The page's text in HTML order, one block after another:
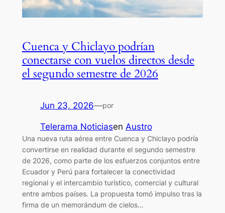
Cuenca y Chiclayo podrían
conectarse con vuelos directos desde
el segundo semestre de 2026
Jun 23, 2026—por
Telerama Noticiasen Austro
Una nueva ruta aérea entre Cuenca y Chiclayo podría
convertirse en realidad durante el segundo semestre
de 2026, como parte de los esfuerzos conjuntos entre
Ecuador y Perú para fortalecer la conectividad
regional y el intercambio turístico, comercial y cultural
entre ambos países. La propuesta tomó impulso tras la
firma de un memorándum de cielos…